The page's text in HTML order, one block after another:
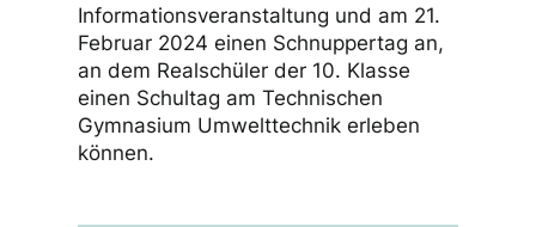
Informationsveranstaltung und am 21.
Februar 2024 einen Schnuppertag an,
an dem Realschüler der 10. Klasse
einen Schultag am Technischen
Gymnasium Umwelttechnik erleben
können.